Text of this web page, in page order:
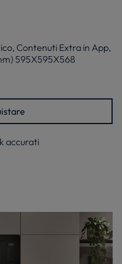
Contenuti Extra in App,
595X595X568
accurati